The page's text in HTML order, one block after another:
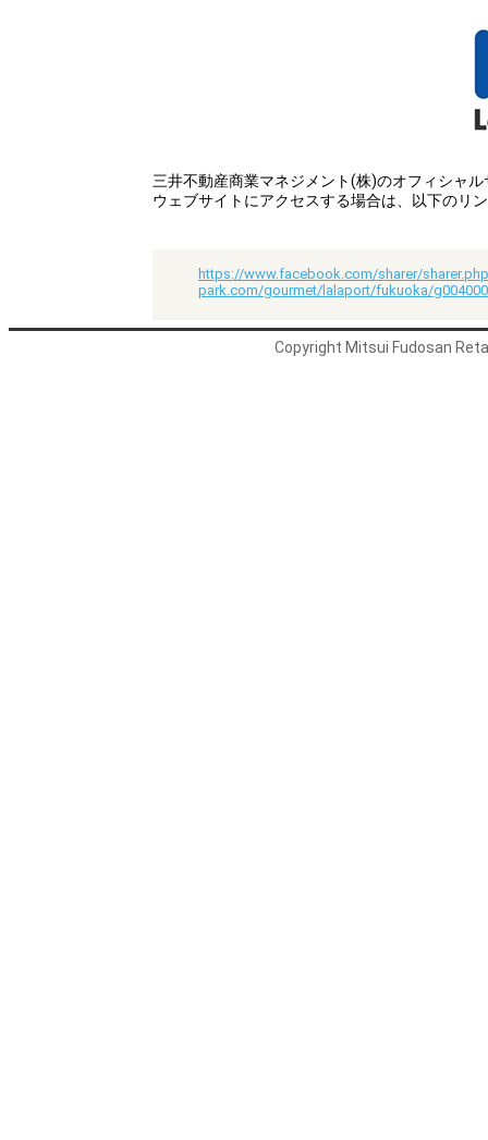
三井不動産商業マネジメント(株)のオフィシャ
ウェブサイトにアクセスする場合は、以下のリ
https://www.facebook.com/sharer/
park.com/gourmet/lalaport/fukuoka/
Copyright Mitsui Fudosan